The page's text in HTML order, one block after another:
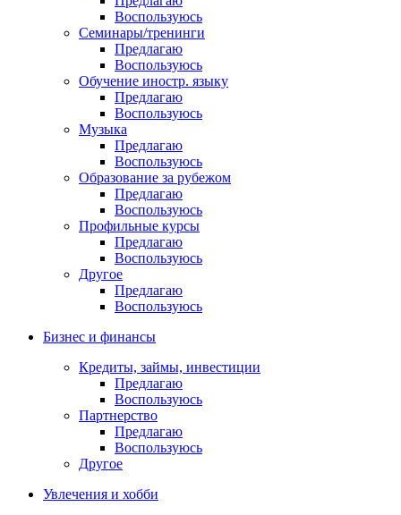
Воспользуюсь
Семинары/тренинги
Предлагаю
Воспользуюсь
Обучение иностр. языку
Предлагаю
Воспользуюсь
Музыка
Предлагаю
Воспользуюсь
Образование за рубежом
Предлагаю
Воспользуюсь
Профильные курсы
Предлагаю
Воспользуюсь
Другое
Предлагаю
Воспользуюсь
Бизнес и финансы
Кредиты, займы, инвестиции
Предлагаю
Воспользуюсь
Партнерство
Предлагаю
Воспользуюсь
Другое
Увлечения и хобби